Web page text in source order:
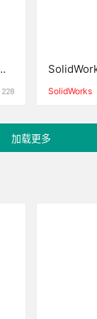
228 SolidWorks
加载更多